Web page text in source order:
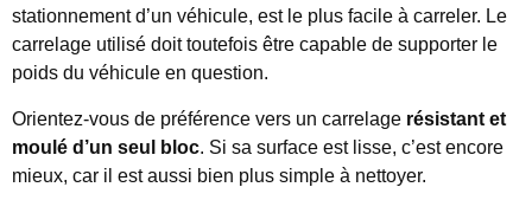
stationnement d’un véhicule, est le plus facile à carreler. Le
carrelage utilisé doit toutefois être capable de supporter le
poids du véhicule en question.
Orientez-vous de préférence vers un carrelage résistant et
moulé d’un seul bloc. Si sa surface est lisse, c’est encore
mieux, car il est aussi bien plus simple à nettoyer.